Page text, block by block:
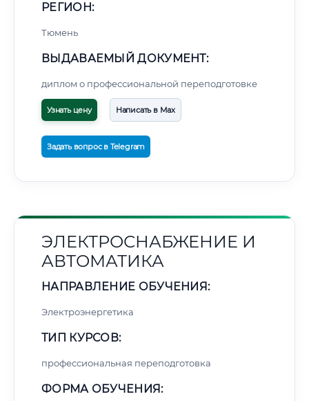
РЕГИОН:
Тюмень
ВЫДАВАЕМЫЙ ДОКУМЕНТ:
диплом о профессиональной переподготовке
Узнать цену Написать в Max
Задать вопрос в Telegram
ЭЛЕКТРОСНАБЖЕНИЕ И
АВТОМАТИКА
НАПРАВЛЕНИЕ ОБУЧЕНИЯ:
Электроэнергетика
ТИП КУРСОВ:
профессиональная переподготовка
ФОРМА ОБУЧЕНИЯ: